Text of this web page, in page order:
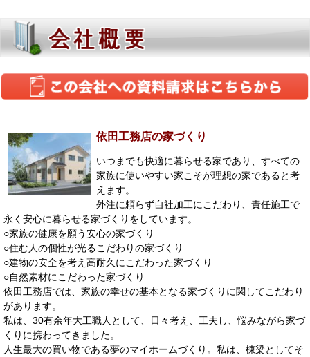
依田工務店の家づくり
いつまでも快適に暮らせる家であり、すべての
家族に使いやすい家こそが理想の家であると考
えます。
外注に頼らず自社加工にこだわり、責任施工で
永く安心に暮らせる家づくりをしています。
○家族の健康を願う安心の家づくり
○住む人の個性が光るこだわりの家づくり
○建物の安全を考え高耐久にこだわった家づくり
○自然素材にこだわった家づくり
依田工務店では、家族の幸せの基本となる家づくりに関してこだわり
があります。
私は、30有余年大工職人として、日々考え、工夫し、悩みながら家づ
くりに携わってきました。
人生最大の買い物である夢のマイホームづくり。私は、棟梁としてそ